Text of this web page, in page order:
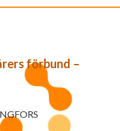
förbund –